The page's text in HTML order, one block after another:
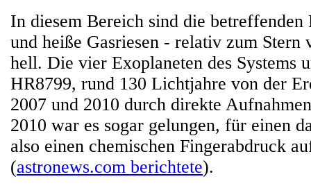
In diesem Bereich sind die betreffenden
und heiße Gasriesen - relativ zum Stern
hell. Die vier Exoplaneten des Systems
HR8799, rund 130 Lichtjahre von der
2007 und 2010 durch direkte
2010 war es sogar gelungen, für einen
also einen chemischen Fingerabdruck
(astronews.com berichtete).